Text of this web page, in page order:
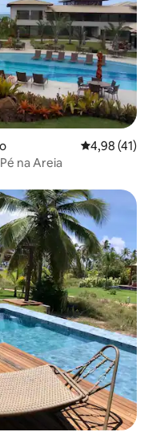
Средна
4,98 (41)
na Areia